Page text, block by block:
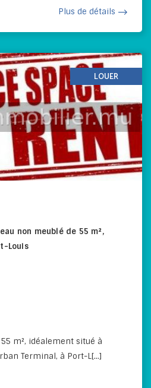
Plus de détails
LOUER
non meublé de 55 m²,
Louis
m², idéalement situé à
Terminal, à Port-L[...]